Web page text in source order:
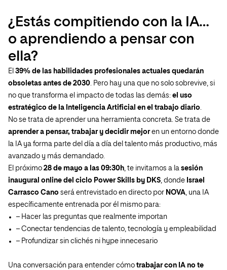
¿Estás compitiendo con la IA…
o aprendiendo a pensar con
ella?
El 39% de las habilidades profesionales actuales quedarán
obsoletas antes de 2030. Pero hay una que no solo sobrevive, si
no que transforma el impacto de todas las demás: el uso
estratégico de la Inteligencia Artificial en el trabajo diario.
No se trata de aprender una herramienta concreta. Se trata de
aprender a pensar, trabajar y decidir mejoren un entorno donde
la IA ya forma parte del día a día del talento más productivo, más
avanzado y más demandado.
El próximo 28 de mayo a las 09:30h, te invitamos a la sesión
inaugural online del ciclo Power Skills by DKS, donde Israel
Carrasco Cano será entrevistado en directo por NOVA, una IA
específicamente entrenada por él mismo para:
– Hacer las preguntas que realmente importan
– Conectar tendencias de talento, tecnología y empleabilidad
– Profundizar sin clichés ni hype innecesario
Una conversación para entender cómo trabajar con IA no te